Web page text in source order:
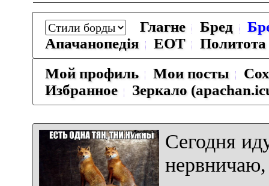
Глагне Бред
Апачанопедiя
ЕОТ
Политота
Мой профиль
Мои посты
Избранное
Зеркало
Сегодня
нервничаю,